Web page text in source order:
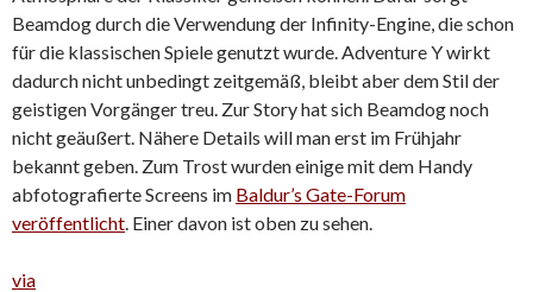
Beamdog durch die Verwendung der Infinity-Engine, die schon
für die klassischen Spiele genutzt wurde. Adventure Y wirkt
dadurch nicht unbedingt zeitgemäß, bleibt aber dem Stil der
geistigen Vorgänger treu. Zur Story hat sich Beamdog noch
nicht geäußert. Nähere Details will man erst im Frühjahr
bekannt geben. Zum Trost wurden einige mit dem Handy
abfotografierte Screens im Baldur’s Gate-Forum
veröffentlicht . Einer davon ist oben zu sehen.
via